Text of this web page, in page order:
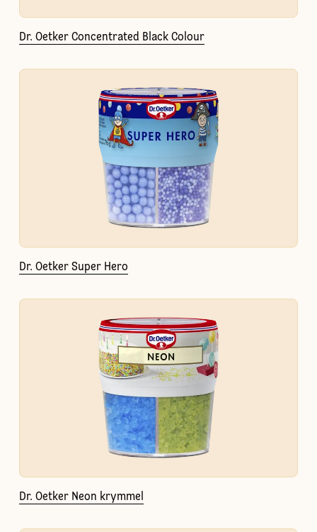
Dr. Oetker Concentrated Black Colour
Dr. Oetker Super Hero
Dr. Oetker Neon krymmel